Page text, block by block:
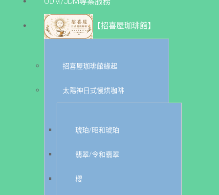
【招喜屋珈琲館】
招喜屋珈琲館緣起
太陽神日式慢烘咖啡
琥珀/昭和琥珀
翡翠/令和翡翠
櫻